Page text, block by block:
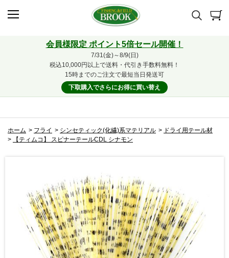
会員様限定 ポイント5倍セール開催！
7/31(金)～8/9(日)
税込10,000円以上で送料・代引き手数料無料！
15時までのご注文で最短当日発送可
下取購入でさらにお得に買い替え
ホーム > フライ > シンセティック(化繊)系マテリアル > ドライ用テール材
>
【ティムコ】 スピナーテールCDL シナモン